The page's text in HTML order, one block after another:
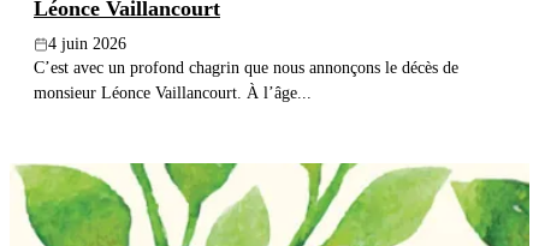
Léonce Vaillancourt
4 juin 2026
C’est avec un profond chagrin que nous annonçons le décès de
monsieur Léonce Vaillancourt. À l’âge...